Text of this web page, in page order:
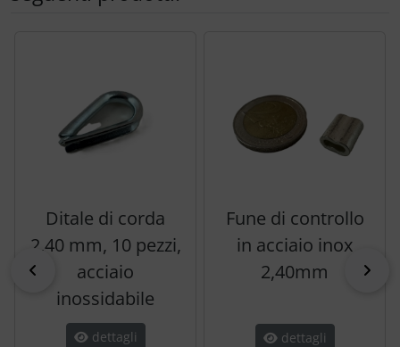
indietro
Ditale di corda
2,40 mm, 10 pezzi,
acciaio
inossidabile
dettagli
Fune di controllo
in acciaio inox
2,40mm
dettagli